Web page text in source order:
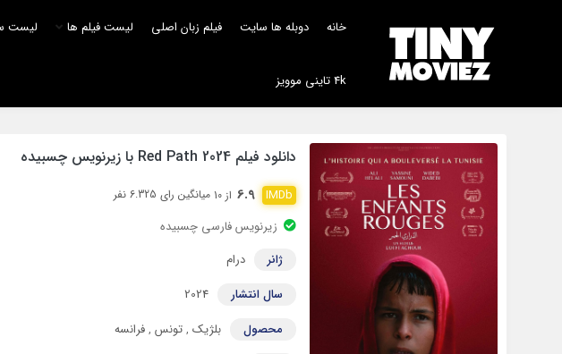
خانه دوبله ها سایت فیلم زبان اصلی لیست فیلم ها لیست
4k تاینی موویز
دانلود فیلم Red Path 2024 با زیرنویس چسبیده
6.9 از 10 میانگین رای 6.325 نفر
زیرنویس فارسی چسبیده
ژانر
درام
سال انتشار
2024
محصول
بلژیک ,تونس ,فرانسه